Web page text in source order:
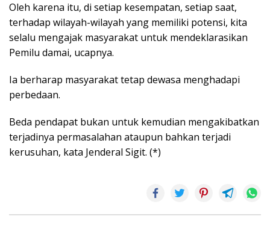
Oleh karena itu, di setiap kesempatan, setiap saat,
terhadap wilayah-wilayah yang memiliki potensi, kita
selalu mengajak masyarakat untuk mendeklarasikan
Pemilu damai, ucapnya.
Ia berharap masyarakat tetap dewasa menghadapi
perbedaan.
Beda pendapat bukan untuk kemudian mengakibatkan
terjadinya permasalahan ataupun bahkan terjadi
kerusuhan, kata Jenderal Sigit. (*)